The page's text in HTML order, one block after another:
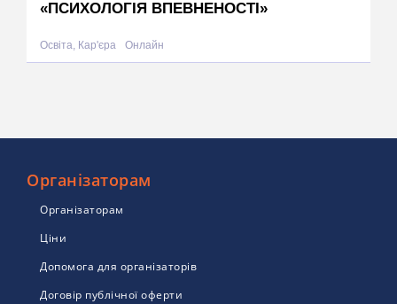
«ПСИХОЛОГІЯ ВПЕВНЕНОСТІ»
Освіта, Кар'єра Онлайн
Організаторам
Організаторам
Ціни
Допомога для організаторів
Договір публічної оферти